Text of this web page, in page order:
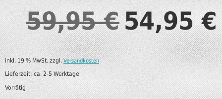
59,95€54,95€
inkl. 19 % MwSt. zzgl.Versandkosten
Lieferzeit:ca. 2-5 Werktage
Vorrätig